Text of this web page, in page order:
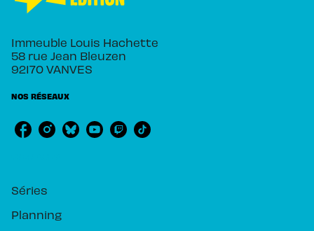
Immeuble Louis Hachette
58 rue Jean Bleuzen
92170 VANVES
NOS RÉSEAUX
Séries
Planning